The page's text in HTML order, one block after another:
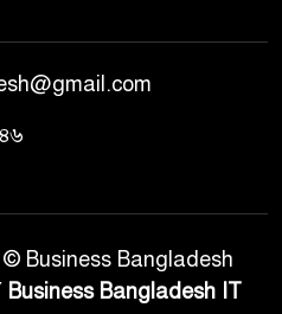
Business Bangladesh
Business Bangladesh IT